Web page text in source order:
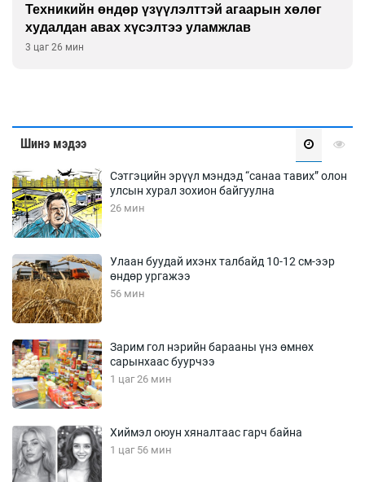
Техникийн өндөр үзүүлэлттэй агаарын хөлөг
худалдан авах хүсэлтээ уламжлав
3 цаг 26 мин
Шинэ мэдээ
Сэтгэцийн эрүүл мэндэд “санаа тавих” олон
улсын хурал зохион байгуулна
26 мин
Улаан буудай ихэнх талбайд 10-12 см-ээр
өндөр ургажээ
56 мин
Зарим гол нэрийн барааны үнэ өмнөх
сарынхаас буурчээ
1 цаг 26 мин
Хиймэл оюун хяналтаас гарч байна
1 цаг 56 мин